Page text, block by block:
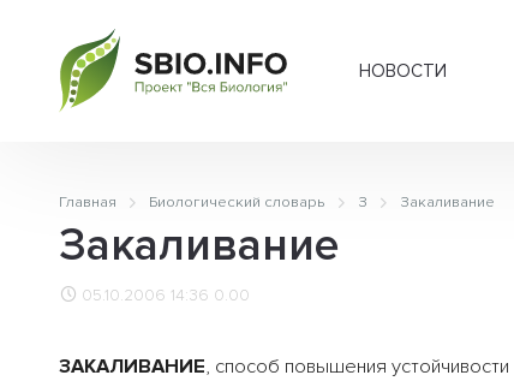
НОВОСТИ
Главная Биологический словарь З Закаливание
Закаливание
05.10.2006 14:36 0.00
ЗАКАЛИВАНИЕ, способ повышения